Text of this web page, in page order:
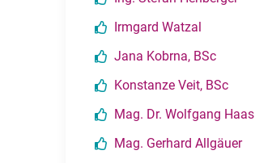
Irmgard Watzal
Jana Kobrna, BSc
Konstanze Veit, BSc
Mag. Dr. Wolfgang Haas
Mag. Gerhard Allgäuer